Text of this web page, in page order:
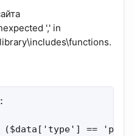
',' in
==